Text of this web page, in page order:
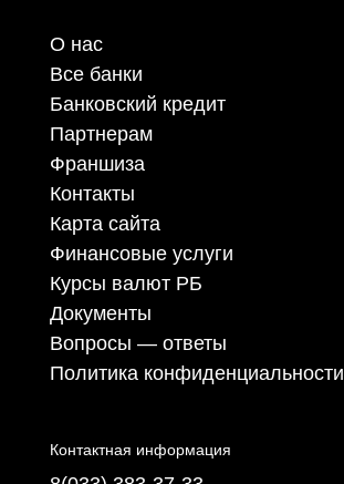
О нас
Все банки
Банковский кредит
Партнерам
Франшиза
Контакты
Карта сайта
Финансовые услуги
Курсы валют РБ
Документы
Вопросы — ответы
Политика конфиденциальности
Контактная информация